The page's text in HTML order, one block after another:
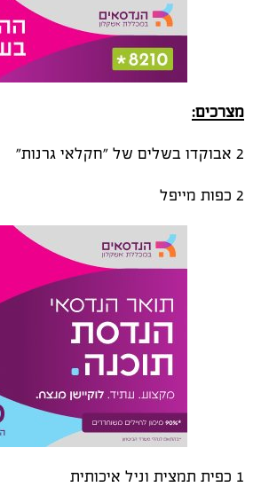
מצרכים:
2 אבוקדו בשלים של "חקלאי גרנות"
2 כפות מייפל
1 כפית תמצית וניל איכותית